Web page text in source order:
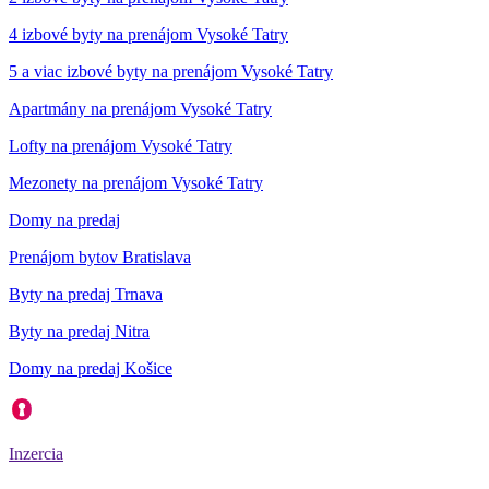
4 izbové byty na prenájom Vysoké Tatry
5 a viac izbové byty na prenájom Vysoké Tatry
Apartmány na prenájom Vysoké Tatry
Lofty na prenájom Vysoké Tatry
Mezonety na prenájom Vysoké Tatry
Domy na predaj
Prenájom bytov Bratislava
Byty na predaj Trnava
Byty na predaj Nitra
Domy na predaj Košice
Inzercia